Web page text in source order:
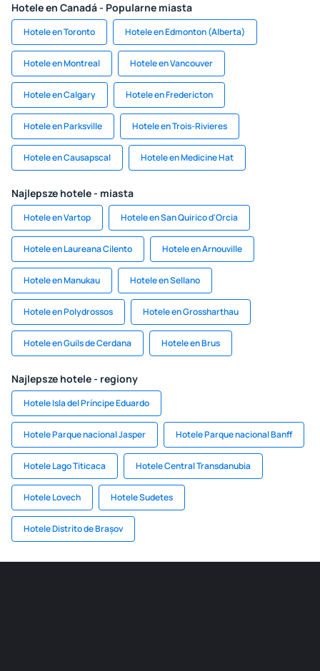
Hotele en Canadá - Popularne miasta
Hotele en Toronto Hotele en Edmonton (Alberta)
Hotele en Montreal Hotele en Vancouver
Hotele en Calgary Hotele en Fredericton
Hotele en Parksville Hotele en Trois-Rivieres
Hotele en Causapscal Hotele en Medicine Hat
Najlepsze hotele - miasta
Hotele en Vartop Hotele en San Quirico d'Orcia
Hotele en Laureana Cilento Hotele en Arnouville
Hotele en Manukau Hotele en Sellano
Hotele en Polydrossos Hotele en Grossharthau
Hotele en Guils de Cerdana Hotele en Brus
Najlepsze hotele - regiony
Hotele Isla del Príncipe Eduardo
Hotele Parque nacional Jasper Hotele Parque nacional Banff
Hotele Lago Titicaca Hotele Central Transdanubia
Hotele Lovech Hotele Sudetes
Hotele Distrito de Brașov